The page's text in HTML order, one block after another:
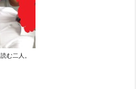
む二人。